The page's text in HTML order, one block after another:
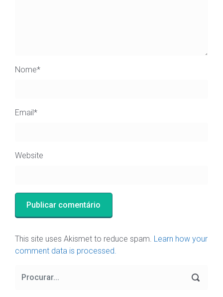
Nome*
Email*
Website
This site uses Akismet to reduce spam. Learn how your
comment data is processed.